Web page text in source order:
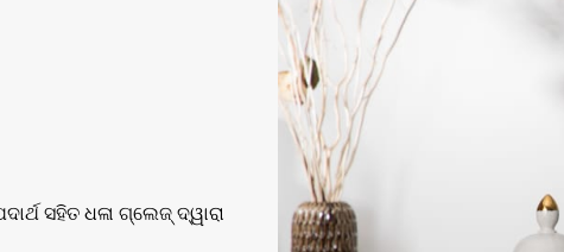
ସହିତ ଧଳା ଗ୍ଲେଜ୍ ଦ୍ୱାରା